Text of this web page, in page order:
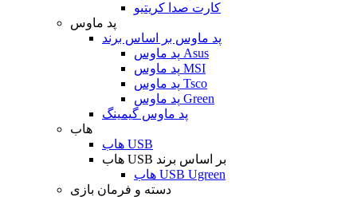
کارت صدا کریتیو
پد ماوس
پد ماوس بر اساس برند
پد ماوس Asus
پد ماوس MSI
پد ماوس Tsco
پد ماوس Green
پد ماوس گیمینگ
هاب
هاب USB
هاب USB بر اساس برند
هاب USB Ugreen
دسته و فرمان بازی